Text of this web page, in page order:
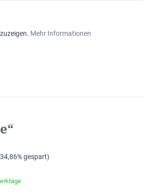
gespart)
Inaktiv
Mehr Informationen